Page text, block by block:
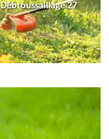
Débroussaillage 27